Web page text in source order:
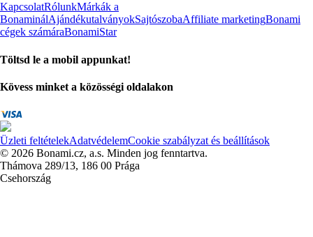
KapcsolatRólunkMárkák a
BonaminálAjándékutalványokSajtószobaAffiliate marketingBonami
cégek számáraBonamiStar
Töltsd le a mobil appunkat!
Kövess minket a közösségi oldalakon
Üzleti feltételekAdatvédelemCookie szabályzat és beállítások
© 2026 Bonami.cz, a.s. Minden jog fenntartva.
Thámova 289/13, 186 00 Prága
Csehország